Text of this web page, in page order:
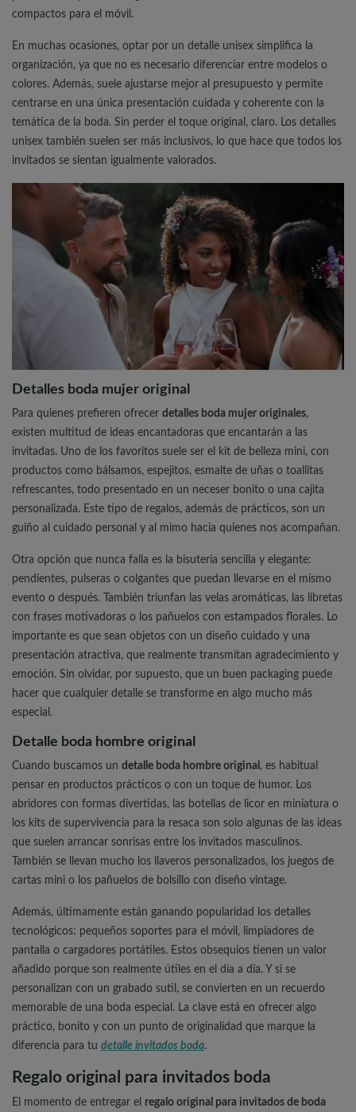
compactos para el móvil.
En muchas ocasiones, optar por un detalle unisex simplifica la
organización, ya que no es necesario diferenciar entre modelos o
colores. Además, suele ajustarse mejor al presupuesto y permite
centrarse en una única presentación cuidada y coherente con la
temática de la boda. Sin perder el toque original, claro. Los detalles
unisex también suelen ser más inclusivos, lo que hace que todos los
invitados se sientan igualmente valorados.
Detalles boda mujer original
Para quienes prefieren ofrecer detalles boda mujer originales,
existen multitud de ideas encantadoras que encantarán a las
invitadas. Uno de los favoritos suele ser el kit de belleza mini, con
productos como bálsamos, espejitos, esmalte de uñas o toallitas
refrescantes, todo presentado en un neceser bonito o una cajita
personalizada. Este tipo de regalos, además de prácticos, son un
guiño al cuidado personal y al mimo hacia quienes nos acompañan.
Otra opción que nunca falla es la bisutería sencilla y elegante:
pendientes, pulseras o colgantes que puedan llevarse en el mismo
evento o después. También triunfan las velas aromáticas, las libretas
con frases motivadoras o los pañuelos con estampados florales. Lo
importante es que sean objetos con un diseño cuidado y una
presentación atractiva, que realmente transmitan agradecimiento y
emoción. Sin olvidar, por supuesto, que un buen packaging puede
hacer que cualquier detalle se transforme en algo mucho más
especial.
Detalle boda hombre original
Cuando buscamos un detalle boda hombre original , es habitual
pensar en productos prácticos o con un toque de humor. Los
abridores con formas divertidas, las botellas de licor en miniatura o
los kits de supervivencia para la resaca son solo algunas de las ideas
que suelen arrancar sonrisas entre los invitados masculinos.
También se llevan mucho los llaveros personalizados, los juegos de
cartas mini o los pañuelos de bolsillo con diseño vintage.
Además, últimamente están ganando popularidad los detalles
tecnológicos: pequeños soportes para el móvil, limpiadores de
pantalla o cargadores portátiles. Estos obsequios tienen un valor
añadido porque son realmente útiles en el día a día. Y si se
personalizan con un grabado sutil, se convierten en un recuerdo
memorable de una boda especial. La clave está en ofrecer algo
práctico, bonito y con un punto de originalidad que marque la
diferencia para tu detalle invitados boda.
Regalo original para invitados boda
El momento de entregar el regalo original para invitados de boda